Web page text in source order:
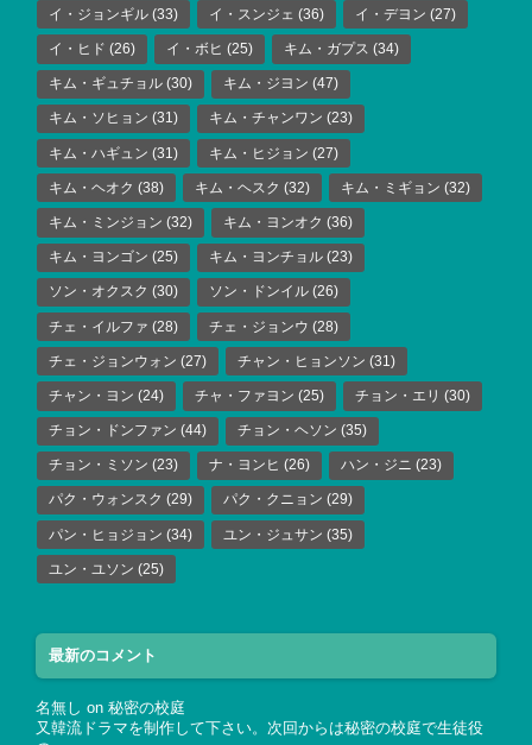
イ・ジョンギル (33) イ・スンジェ (36) イ・デヨン (27)
イ・ヒド (26) イ・ボヒ (25) キム・ガプス (34)
キム・ギュチョル (30) キム・ジヨン (47)
キム・ソヒョン (31) キム・チャンワン (23)
キム・ハギュン (31) キム・ヒジョン (27)
キム・ヘオク (38) キム・ヘスク (32) キム・ミギョン (32)
キム・ミンジョン (32) キム・ヨンオク (36)
キム・ヨンゴン (25) キム・ヨンチョル (23)
ソン・オクスク (30) ソン・ドンイル (26)
チェ・イルファ (28) チェ・ジョンウ (28)
チェ・ジョンウォン (27) チャン・ヒョンソン (31)
チャン・ヨン (24) チャ・ファヨン (25) チョン・エリ (30)
チョン・ドンファン (44) チョン・ヘソン (35)
チョン・ミソン (23) ナ・ヨンヒ (26) ハン・ジニ (23)
パク・ウォンスク (29) パク・クニョン (29)
パン・ヒョジョン (34) ユン・ジュサン (35)
ユン・ユソン (25)
最新のコメント
名無し on 秘密の校庭
又韓流ドラマを制作して下さい。次回からは秘密の校庭で生徒役